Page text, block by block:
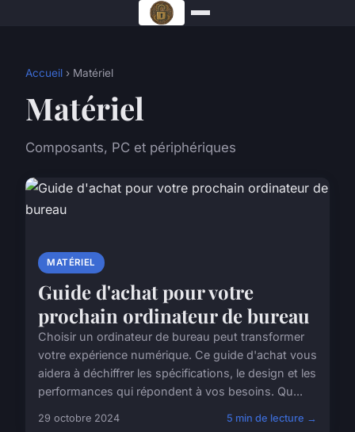
Accueil › Matériel
Matériel
Composants, PC et périphériques
MATÉRIEL
Guide d'achat pour votre
prochain ordinateur de bureau
Choisir un ordinateur de bureau peut transformer
votre expérience numérique. Ce guide d'achat vous
aidera à déchiffrer les spécifications, le design et les
performances qui répondent à vos besoins. Qu...
29 octobre 2024 5 min de lecture →